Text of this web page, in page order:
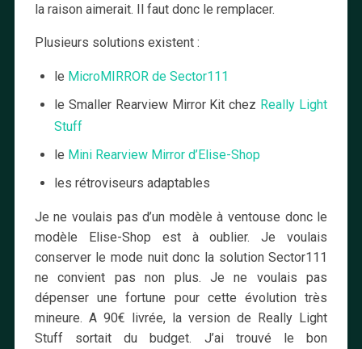
la raison aimerait. Il faut donc le remplacer.
Plusieurs solutions existent :
le MicroMIRROR de Sector111
le Smaller Rearview Mirror Kit chez Really Light
Stuff
le Mini Rearview Mirror d’Elise-Shop
les rétroviseurs adaptables
Je ne voulais pas d’un modèle à ventouse donc le
modèle Elise-Shop est à oublier. Je voulais
conserver le mode nuit donc la solution Sector111
ne convient pas non plus. Je ne voulais pas
dépenser une fortune pour cette évolution très
mineure. A 90€ livrée, la version de Really Light
Stuff sortait du budget. J’ai trouvé le bon